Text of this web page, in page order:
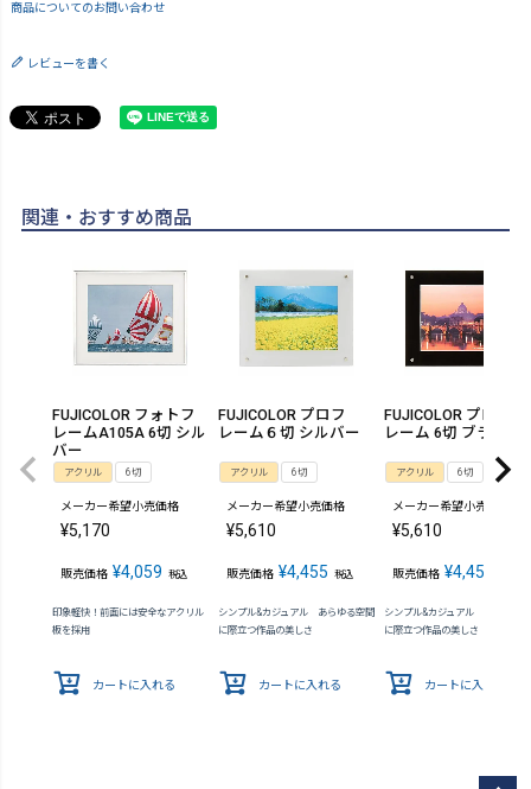
商品についてのお問い合わせ
レビューを書く
関連・おすすめ商品
FUJICOLOR フォトフ
レームA105A 6切 シル
バー
アクリル 6切
メーカー希望小売価格
¥5,170
販売価格 ¥4,059 税込
印象軽快！前面には安全なアクリル
板を採用
カートに入れる
FUJICOLOR プロフ
レーム６切 シルバー
アクリル 6切
メーカー希望小売価格
¥5,610
販売価格 ¥4,455 税込
シンプル&カジュアル あらゆる空間
に際立つ作品の美しさ
カートに入れる
FUJICOLOR プロフ
レーム 6切 ブラック
アクリル 6切
メーカー希望小売価格
¥5,610
販売価格 ¥4,455
シンプル&カジュアル あらゆる
に際立つ作品の美しさ
カートに入れる